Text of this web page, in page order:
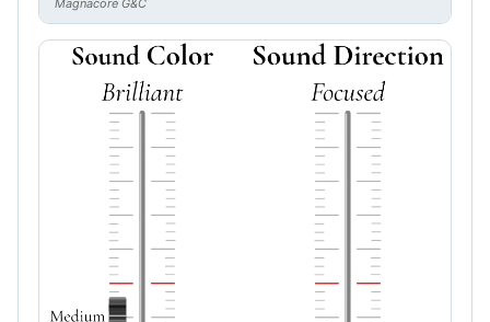
Magnacore G&C